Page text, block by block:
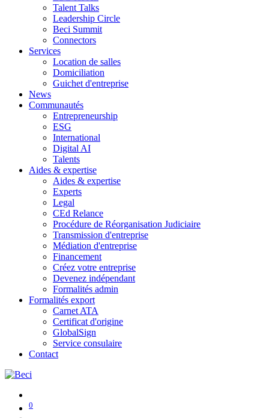
Talent Talks
Leadership Circle
Beci Summit
Connectors
Services
Location de salles
Domiciliation
Guichet d'entreprise
News
Communautés
Entrepreneurship
ESG
International
Digital AI
Talents
Aides & expertise
Aides & expertise
Experts
Legal
CEd Relance
Procédure de Réorganisation Judiciaire
Transmission d'entreprise
Médiation d'entreprise
Financement
Créez votre entreprise
Devenez indépendant
Formalités admin
Formalités export
Carnet ATA
Certificat d'origine
GlobalSign
Service consulaire
Contact
0